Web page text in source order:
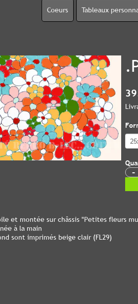
Coeurs Tableaux
-
et montée sur châssis "Petites fleurs
à la main
sont imprimés beige clair (FL29)